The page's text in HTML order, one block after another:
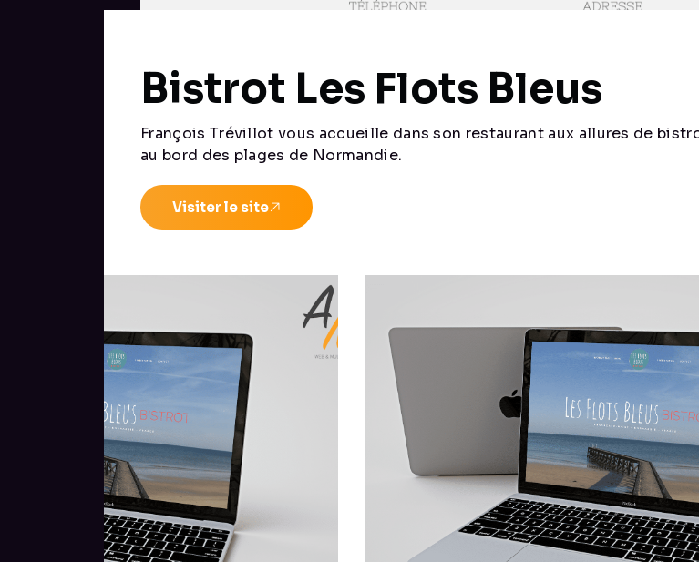
Bistrot Les Flots Bleus
François Trévillot vous accueille dans son restaurant aux allures de
au bord des plages de Normandie.
Visiter le site